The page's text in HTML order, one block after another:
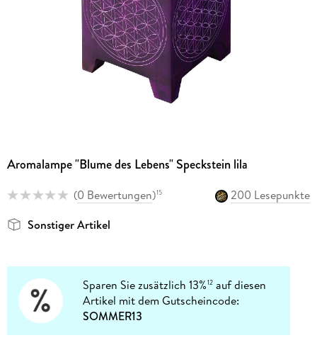
Aromalampe "Blume des Lebens" Speckstein lila
(0 Bewertungen)15
200 Lesepunkte
Sonstiger Artikel
Sparen Sie zusätzlich 13%12 auf diesen
Artikel mit dem Gutscheincode:
SOMMER13